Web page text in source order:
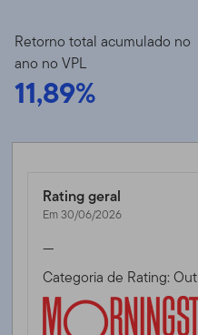
Retorno total acumulado no
ano no VPL
11,89%
Rating geral
Em 30/06/2026
—
Categoria de Rating: